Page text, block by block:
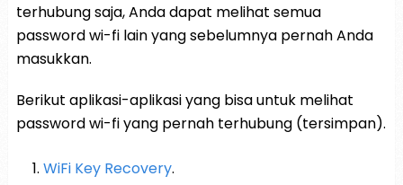
terhubung saja, Anda dapat melihat semua
password wi-fi lain yang sebelumnya pernah Anda
masukkan.
Berikut aplikasi-aplikasi yang bisa untuk melihat
password wi-fi yang pernah terhubung (tersimpan).
WiFi Key Recovery.